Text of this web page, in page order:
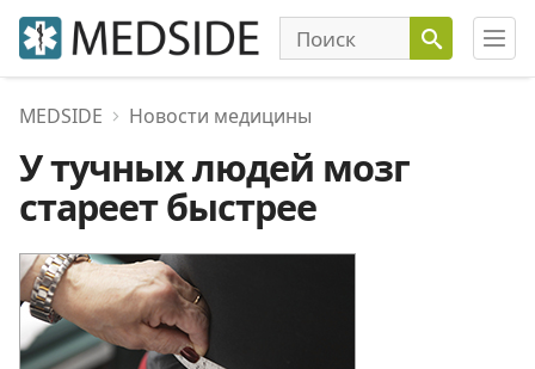
MEDSIDE Новости медицины
У тучных людей мозг
стареет быстрее